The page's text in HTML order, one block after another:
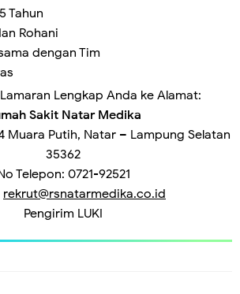
Tahun
Rohani
dengan Tim
Lengkap Anda ke Alamat:
Sakit Natar Medika
Muara Putih, Natar – Lampung Selatan
35362
Telepon: 0721-92521
rekrut@rsnatarmedika.co.id
Pengirim LUKI